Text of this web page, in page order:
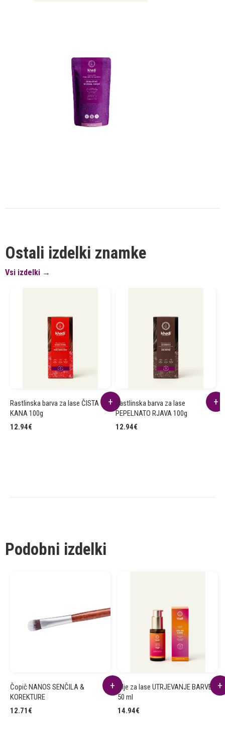
Ostali izdelki znamke
Vsi izdelki →
Rastlinska barva za lase ČISTA
KANA 100g
12.94€
Rastlinska barva za lase
PEPELNATO RJAVA 100g
12.94€
Podobni izdelki
Čopič NANOS SENČILA &
KOREKTURE
12.71 €
Olje za lase UTRJEVANJE BARVE
50 ml
14.94€